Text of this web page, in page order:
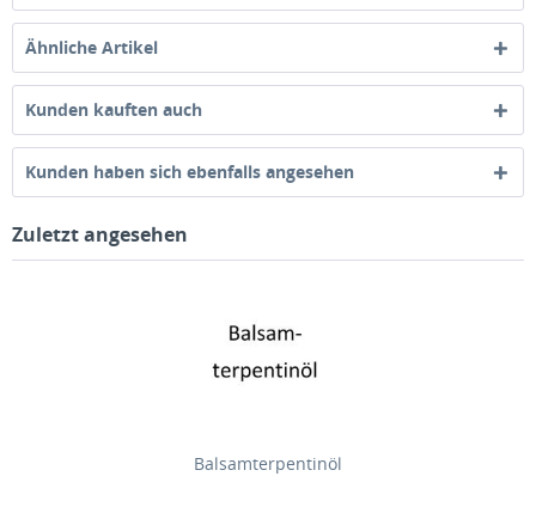
Ähnliche Artikel
Kunden kauften auch
Kunden haben sich ebenfalls angesehen
Zuletzt angesehen
Balsamterpentinöl